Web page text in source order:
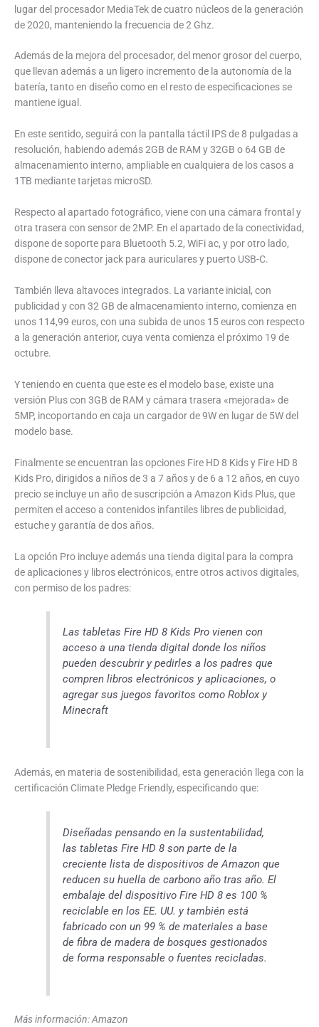
lugar del procesador MediaTek de cuatro núcleos de la generación
de 2020, manteniendo la frecuencia de 2 Ghz.
Además de la mejora del procesador, del menor grosor del cuerpo,
que llevan además a un ligero incremento de la autonomía de la
batería, tanto en diseño como en el resto de especificaciones se
mantiene igual.
En este sentido, seguirá con la pantalla táctil IPS de 8 pulgadas a
resolución, habiendo además 2GB de RAM y 32GB o 64 GB de
almacenamiento interno, ampliable en cualquiera de los casos a
1TB mediante tarjetas microSD.
Respecto al apartado fotográfico, viene con una cámara frontal y
otra trasera con sensor de 2MP. En el apartado de la conectividad,
dispone de soporte para Bluetooth 5.2, WiFi ac, y por otro lado,
dispone de conector jack para auriculares y puerto USB-C.
También lleva altavoces integrados. La variante inicial, con
publicidad y con 32 GB de almacenamiento interno, comienza en
unos 114,99 euros, con una subida de unos 15 euros con respecto
a la generación anterior, cuya venta comienza el próximo 19 de
octubre.
Y teniendo en cuenta que este es el modelo base, existe una
versión Plus con 3GB de RAM y cámara trasera «mejorada» de
5MP, incoportando en caja un cargador de 9W en lugar de 5W del
modelo base.
Finalmente se encuentran las opciones Fire HD 8 Kids y Fire HD 8
Kids Pro, dirigidos a niños de 3 a 7 años y de 6 a 12 años, en cuyo
precio se incluye un año de suscripción a Amazon Kids Plus, que
permiten el acceso a contenidos infantiles libres de publicidad,
estuche y garantía de dos años.
La opción Pro incluye además una tienda digital para la compra
de aplicaciones y libros electrónicos, entre otros activos digitales,
con permiso de los padres:
Las tabletas Fire HD 8 Kids Pro vienen con
acceso a una tienda digital donde los niños
pueden descubrir y pedirles a los padres que
compren libros electrónicos y aplicaciones, o
agregar sus juegos favoritos como Roblox y
Minecraft
Además, en materia de sostenibilidad, esta generación llega con la
certificación Climate Pledge Friendly, especificando que:
Diseñadas pensando en la sustentabilidad,
las tabletas Fire HD 8 son parte de la
creciente lista de dispositivos de Amazon que
reducen su huella de carbono año tras año. El
embalaje del dispositivo Fire HD 8 es 100 %
reciclable en los EE. UU. y también está
fabricado con un 99 % de materiales a base
de fibra de madera de bosques gestionados
de forma responsable o fuentes recicladas.
Más información: Amazon